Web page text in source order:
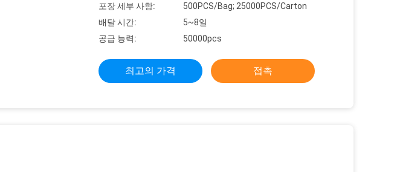
포장 세부 사항:
500PCS/Bag; 25000PCS/Carton
배달 시간:
5~8일
공급 능력:
50000pcs
최고의 가격 접촉